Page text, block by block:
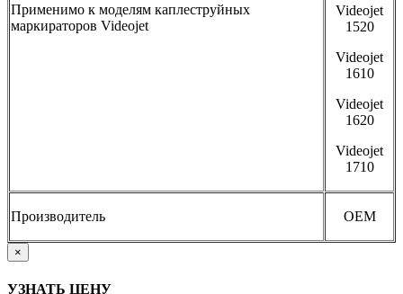
Применимо к моделям каплеструйных
маркираторов Videojet
Videojet
1520
Videojet
1610
Videojet
1620
Videojet
1710
Производитель OEM
×
УЗНАТЬ ЦЕНУ